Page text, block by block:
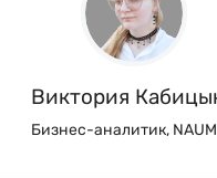
Виктория
Бизнес-аналитик,